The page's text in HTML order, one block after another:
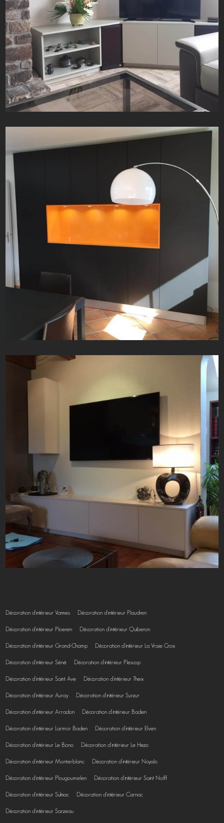
Décoration d'intérieur Vannes Décoration d'intérieur Plaudren
Décoration d'intérieur Ploeren Décoration d'intérieur Quiberon
Décoration d'intérieur Grand-Champ Décoration d'intérieur La Vraie Croix
Décoration d'intérieur Séné Décoration d'intérieur Plescop
Décoration d'intérieur Saint Ave Décoration d'intérieur Theix
Décoration d'intérieur Auray Décoration d'intérieur Surzur
Décoration d'intérieur Arradon Décoration d'intérieur Baden
Décoration d'intérieur Larmor Baden Décoration d'intérieur Elven
Décoration d'intérieur Le Bono Décoration d'intérieur Le Hezo
Décoration d'intérieur Monterblanc Décoration d'intérieur Noyalo
Décoration d'intérieur Plougoumelen Décoration d'intérieur Saint Nolff
Décoration d'intérieur Sulniac Décoration d'intérieur Carnac
Décoration d'intérieur Sarzeau